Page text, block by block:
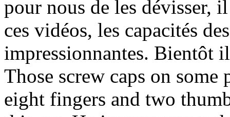
pour nous de les dévisser,
ces vidéos, les capacités
impressionnantes. Bientôt
Those screw caps on
eight fingers and two